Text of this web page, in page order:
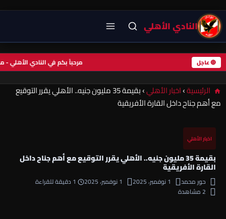
النادي الأهلي
🔴 عاجل مرحباً بكم في النادي
الرئيسية›اخبار الأهلي›
بقيمة 35 مليون جنيه.. الأهلي يقرر التوقيع
مع أهم جناح داخل القارة الأفريقية
اخبار الأهلي
بقيمة 35 مليون جنيه.. الأهلي يقرر التوقيع مع أهم جناح داخل
القارة الأفريقية
حور محمد 1 نوفمبر، 2025 1 نوفمبر، 2025
1 دقيقة للقراءة
2 مشاهدة